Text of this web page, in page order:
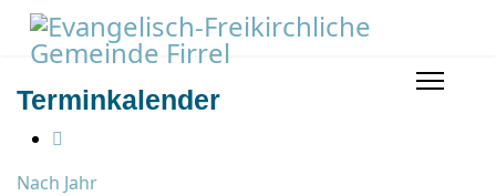
Terminkalender
Nach Jahr